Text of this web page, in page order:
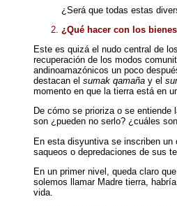
¿Será que todas estas
¿Qué hacer con los
Este es quizá el nudo central de
recuperación de los modos
andinoamazónicos un poco
destacan el sumak qamaña y el
momento en que la tierra está en
De cómo se prioriza o se
son ¿pueden no serlo? ¿cuáles
En esta disyuntiva se inscriben
saqueos o depredaciones de sus
En un primer nivel, queda claro
solemos llamar Madre tierra,
vida.